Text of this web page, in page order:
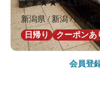
★★★★★4.1
34件
新潟県 / 新潟 / 白山駅
日帰り
クーポンあ
会員登